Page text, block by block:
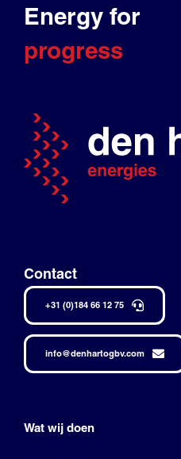
Energy for
progress
Contact
+31 (0)184 66 12 75
info@denhartogbv.com
Wat wij doen